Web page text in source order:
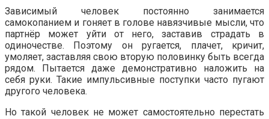
Зависимый человек постоянно занимается
самокопанием и гоняет в голове навязчивые мысли, что
партнёр может уйти от него, заставив страдать в
одиночестве. Поэтому он ругается, плачет, кричит,
умоляет, заставляя свою вторую половинку быть всегда
рядом. Пытается даже демонстративно наложить на
себя руки. Такие импульсивные поступки часто пугают
другого человека.
Но такой человек не может самостоятельно перестать